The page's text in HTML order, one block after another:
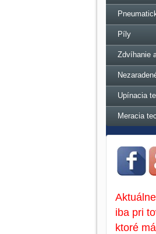
Píly
Zdvíhanie
Upínacia
Meracia
iba pri
ktoré